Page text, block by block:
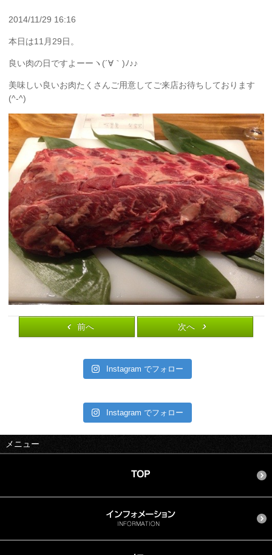
2014/11/29 16:16
本日は11月29日。
良い肉の日ですよーーヽ(´∀｀)ﾉ♪♪
美味しい良いお肉たくさんご用意してご来店お待ちしております
(^-^)
前へ 次へ
Instagram でフォロー
Instagram でフォロー
メニュー